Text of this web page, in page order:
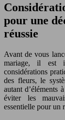
pour une
réussie
Avant de vous
mariage, il est
considérations
des fleurs, le
autant d’éléments
éviter les
essentielle pour un